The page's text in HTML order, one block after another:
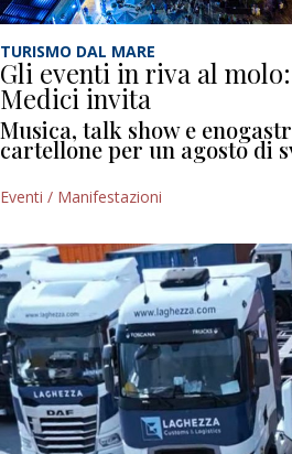
TURISMO DAL MARE
Gli eventi in riva al
Medici invita
Musica, talk show e
cartellone per un agosto di
Eventi / Manifestazioni